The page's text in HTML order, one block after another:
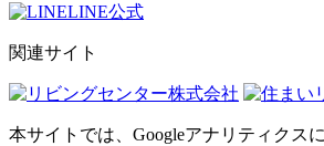
LINE公式
関連サイト
本サイトでは、Googleアナリティクス